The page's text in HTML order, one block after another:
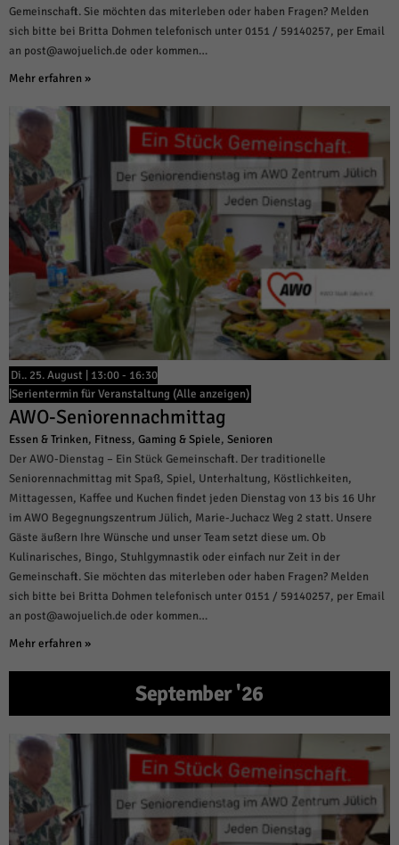
Gemeinschaft. Sie möchten das miterleben oder haben Fragen? Melden
sich bitte bei Britta Dohmen telefonisch unter 0151 / 59140257, per Email
an post@awojuelich.de oder kommen…
Mehr erfahren »
Di.. 25. August | 13:00- 16:30
Serientermin für Veranstaltung (Alle anzeigen)
AWO-Seniorennachmittag
Essen & Trinken, Fitness, Gaming & Spiele, Senioren
Der AWO-Dienstag – Ein Stück Gemeinschaft. Der traditionelle
Seniorennachmittag mit Spaß, Spiel, Unterhaltung, Köstlichkeiten,
Mittagessen, Kaffee und Kuchen findet jeden Dienstag von 13 bis 16 Uhr
im AWO Begegnungszentrum Jülich, Marie-Juchacz Weg 2 statt. Unsere
Gäste äußern Ihre Wünsche und unser Team setzt diese um. Ob
Kulinarisches, Bingo, Stuhlgymnastik oder einfach nur Zeit in der
Gemeinschaft. Sie möchten das miterleben oder haben Fragen? Melden
sich bitte bei Britta Dohmen telefonisch unter 0151 / 59140257, per Email
an post@awojuelich.de oder kommen…
Mehr erfahren »
September '26